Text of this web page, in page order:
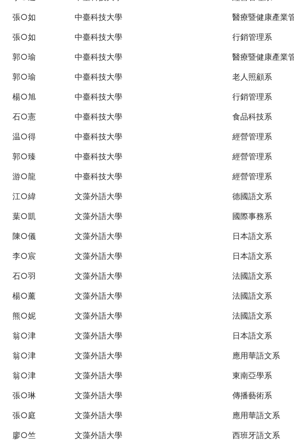
張○如 中臺科技大學
醫療暨健康產業
張○如 中臺科技大學
行銷管理系
郭○瑜 中臺科技大學
醫療暨健康產業
郭○瑜 中臺科技大學
老人照顧系
楊○旭 中臺科技大學
行銷管理系
石○憲 中臺科技大學
食品科技系
温○得 中臺科技大學
經營管理系
郭○臻 中臺科技大學
經營管理系
游○龍 中臺科技大學
經營管理系
江○緯 文藻外語大學
德國語文系
葉○凱 文藻外語大學
國際事務系
陳○儀 文藻外語大學
日本語文系
李○宸 文藻外語大學
日本語文系
石○羽 文藻外語大學
法國語文系
楊○薰 文藻外語大學
法國語文系
熊○妮 文藻外語大學
法國語文系
翁○津 文藻外語大學
日本語文系
翁○津 文藻外語大學
應用華語文系
翁○津 文藻外語大學
東南亞學系
張○琳 文藻外語大學
傳播藝術系
張○庭 文藻外語大學
應用華語文系
廖○竺 文藻外語大學 西班牙語文系